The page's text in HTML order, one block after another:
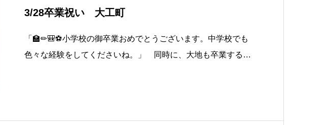
3/28卒業祝い 大工町
「🏫✏🎒⚽小学校の御卒業おめでとうございます。中学校でも
色々な経験をしてくださいね。」 同時に、大地も卒業する児